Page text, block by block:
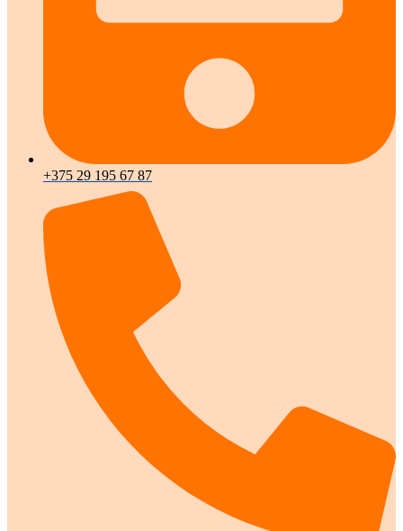
+375 29 195 67 87